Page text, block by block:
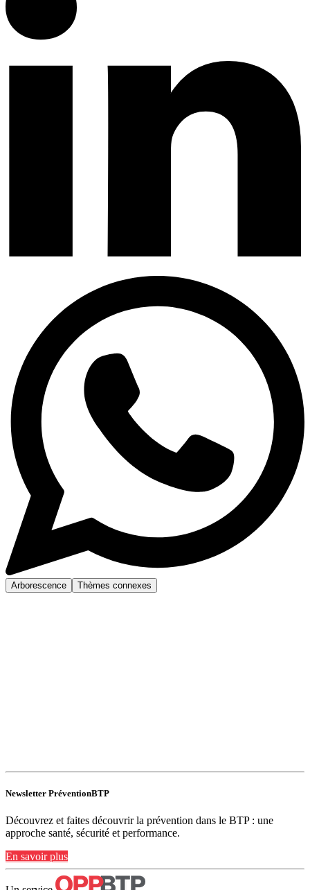
Arborescence Thèmes connexes
Newsletter PréventionBTP
Découvrez et faites découvrir la prévention dans le BTP : une
approche santé, sécurité et performance.
En savoir plus